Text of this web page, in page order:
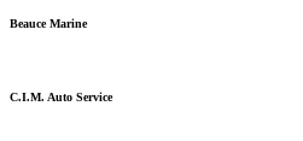
Beauce Marine
C.I.M. Auto Service